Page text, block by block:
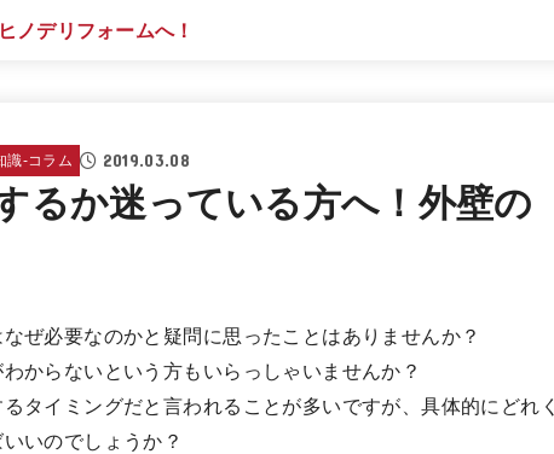
識‐コラム 2019.03.08
るか迷っている方へ！外壁の
ぜ必要なのかと疑問に思ったことはありませんか？
からないという方もいらっしゃいませんか？
タイミングだと言われることが多いですが、具体的にどれく
いのでしょうか？